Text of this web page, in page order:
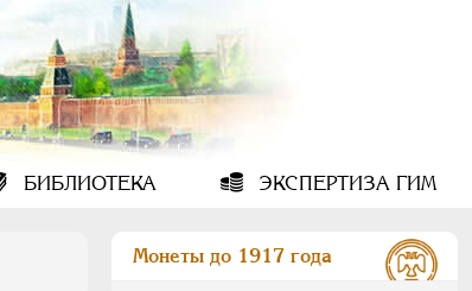
БИБЛИОТЕКА ЭКСПЕРТИЗА ГИМ
Монеты до 1917 года